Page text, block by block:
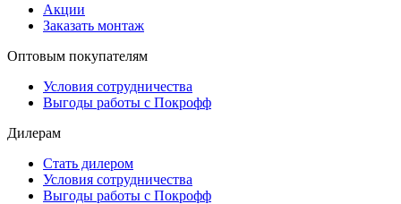
Акции
Заказать монтаж
Оптовым покупателям
Условия сотрудничества
Выгоды работы с Покрофф
Дилерам
Стать дилером
Условия сотрудничества
Выгоды работы с Покрофф